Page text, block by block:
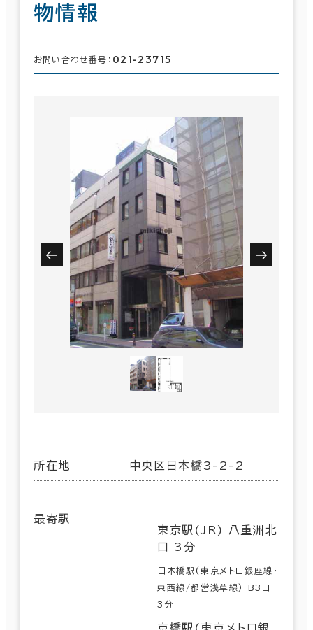
物情報
お問い合わせ番号： 021-23715
所在地 中央区日本橋3-2-2
最寄駅
東京駅(JR) 八重洲北
口 3分
日本橋駅(東京メトロ銀座線･
東西線/都営浅草線) B3口
3分
京橋駅(東京メトロ銀